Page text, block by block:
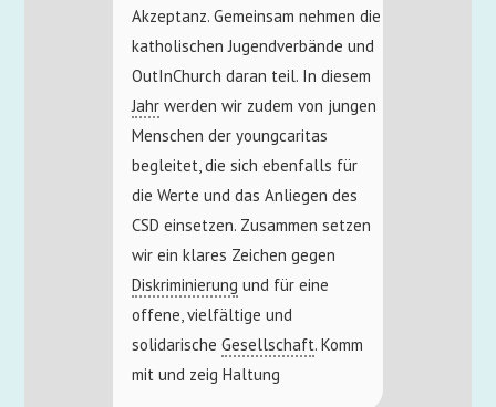
Akzeptanz. Gemeinsam nehmen die
katholischen Jugendverbände und
OutInChurch daran teil. In diesem
Jahr werden wir zudem von jungen
Menschen der youngcaritas
begleitet, die sich ebenfalls für
die Werte und das Anliegen des
CSD einsetzen. Zusammen setzen
wir ein klares Zeichen gegen
Diskriminierung und für eine
offene, vielfältige und
solidarischeGesellschaft. Komm
mit und zeig Haltung